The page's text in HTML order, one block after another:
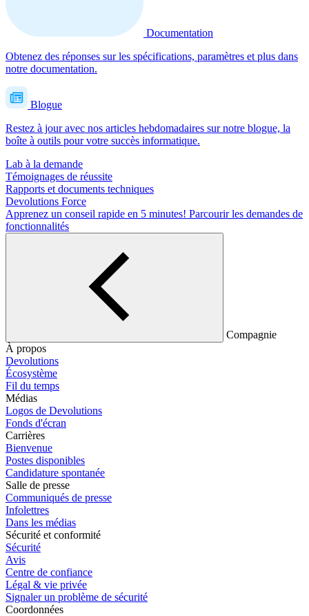
Documentation
Obtenez des réponses sur les spécifications, paramètres et plus dans
notre documentation.
Blogue
Restez à jour avec nos articles hebdomadaires sur notre blogue, la
boîte à outils pour votre succès informatique.
Lab à la demande
Témoignages de réussite
Rapports et documents techniques
Devolutions Force
Apprenez un conseil rapide en 5 minutes! Parcourir les demandes de
fonctionnalités
Compagnie
À propos
Devolutions
Écosystème
Fil du temps
Médias
Logos de Devolutions
Fonds d'écran
Carrières
Bienvenue
Postes disponibles
Candidature spontanée
Salle de presse
Communiqués de presse
Infolettres
Dans les médias
Sécurité et conformité
Sécurité
Avis
Centre de confiance
Légal & vie privée
Signaler un problème de sécurité
Coordonnées